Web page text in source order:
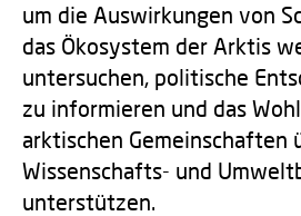
um die Auswirkungen von
das Ökosystem der Arktis
untersuchen, politische
zu informieren und das
arktischen Gemeinschaften
Wissenschafts- und
unterstützen.